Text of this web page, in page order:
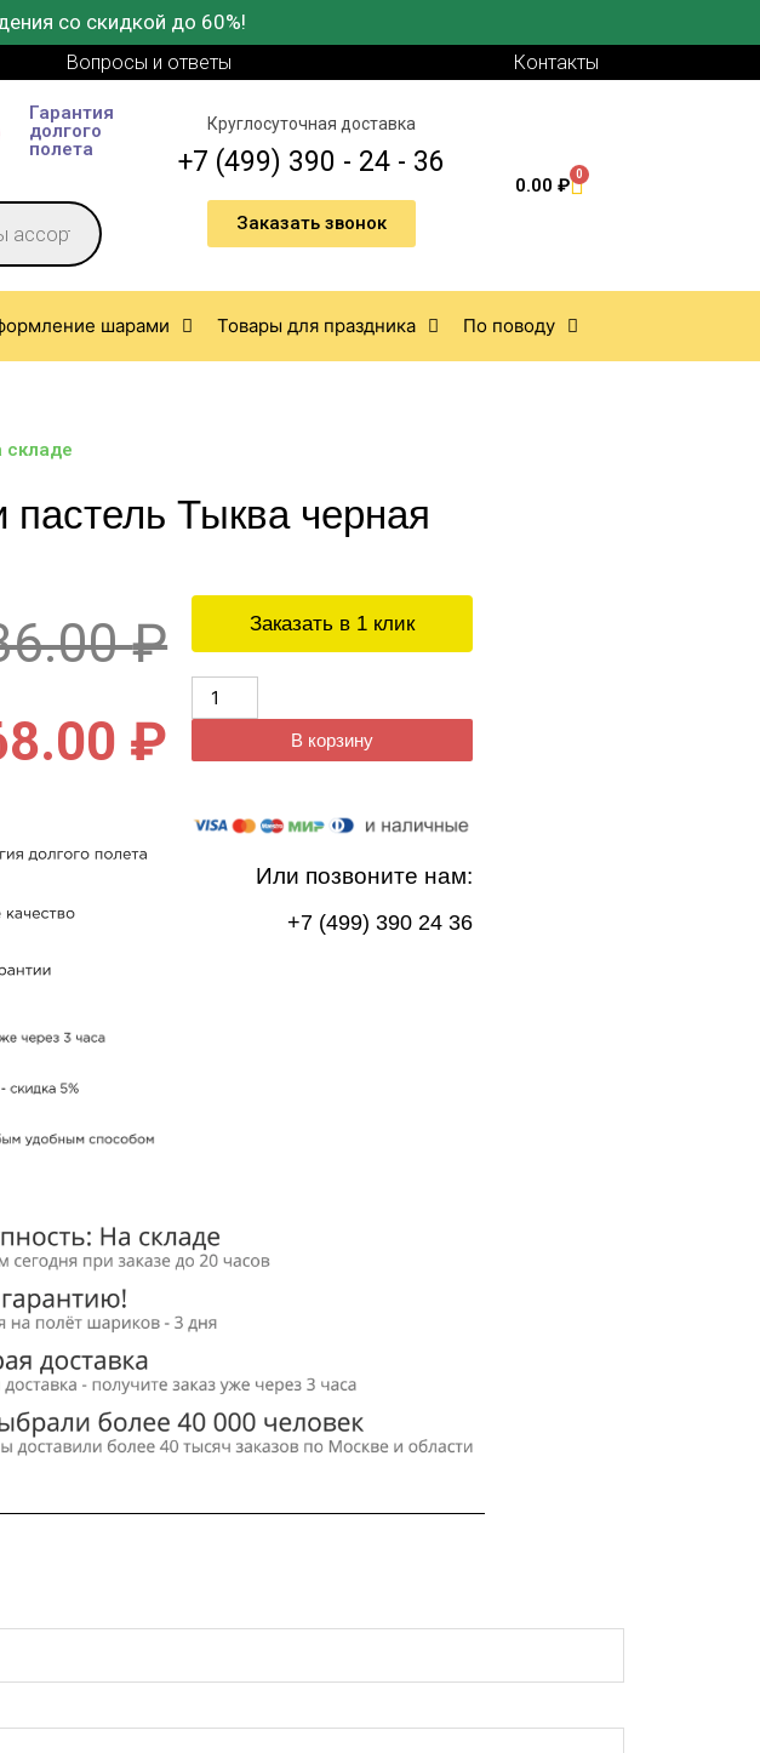
со скидкой до 60%!
Вопросы и ответы Контакты
Гарантия
долгого
полета
Круглосуточная доставка
+7 (499) 390 - 24 - 36
Заказать звонок
0.00₽ 0
шарами Товары для праздника По поводу
складе
пастель Тыква черная
₽
₽
Заказать в 1 клик
В корзину
Или позвоните нам:
+7 (499) 390 24 36